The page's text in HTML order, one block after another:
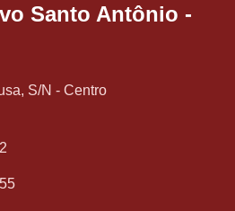
Santo Antônio -
S/N - Centro